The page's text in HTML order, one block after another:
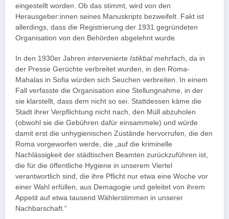
eingestellt worden. Ob das stimmt, wird von den
Herausgeber:innen seines Manuskripts bezweifelt. Fakt ist
allerdings, dass die Registrierung der 1931 gegründeten
Organisation von den Behörden abgelehnt wurde.
In den 1930er Jahren intervenierte Istikbalmehrfach, da in
der Presse Gerüchte verbreitet wurden, in den Roma-
Mahalas in Sofia würden sich Seuchen verbreiten. In einem
Fall verfasste die Organisation eine Stellungnahme, in der
sie klarstellt, dass dem nicht so sei. Stattdessen käme die
Stadt ihrer Verpflichtung nicht nach, den Müll abzuholen
(obwohl sie die Gebühren dafür einsammele) und würde
damit erst die unhygienischen Zustände hervorrufen, die den
Roma vorgeworfen werde, die „auf die kriminelle
Nachlässigkeit der städtischen Beamten zurückzuführen ist,
die für die öffentliche Hygiene in unserem Viertel
verantwortlich sind, die ihre Pflicht nur etwa eine Woche vor
einer Wahl erfüllen, aus Demagogie und geleitet von ihrem
Appetit auf etwa tausend Wählerstimmen in unserer
Nachbarschaft.“